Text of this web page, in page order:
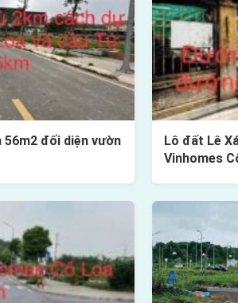
đối diện vườn
Lô đất Lê
Vinhomes